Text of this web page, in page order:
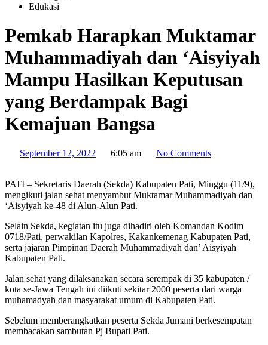
Edukasi
Pemkab Harapkan Muktamar
Muhammadiyah dan ‘Aisyiyah
Mampu Hasilkan Keputusan
yang Berdampak Bagi
Kemajuan Bangsa
September 12, 2022 6:05 am No Comments
PATI – Sekretaris Daerah (Sekda) Kabupaten Pati, Minggu (11/9),
mengikuti jalan sehat menyambut Muktamar Muhammadiyah dan
‘Aisyiyah ke-48 di Alun-Alun Pati.
Selain Sekda, kegiatan itu juga dihadiri oleh Komandan Kodim
0718/Pati, perwakilan Kapolres, Kakankemenag Kabupaten Pati,
serta jajaran Pimpinan Daerah Muhammadiyah dan’ Aisyiyah
Kabupaten Pati.
Jalan sehat yang dilaksanakan secara serempak di 35 kabupaten /
kota se-Jawa Tengah ini diikuti sekitar 2000 peserta dari warga
muhamadyah dan masyarakat umum di Kabupaten Pati.
Sebelum memberangkatkan peserta Sekda Jumani berkesempatan
membacakan sambutan Pj Bupati Pati.